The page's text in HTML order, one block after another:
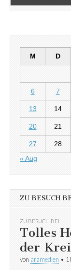
M
D
6 7
13 14
20 21
27 28
« Aug
ZU BESUCH
ZU BESUCH BEI
Tolles
der
von aramedien •